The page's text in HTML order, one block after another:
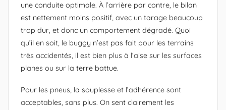
une conduite optimale. À l’arrière par contre, le bilan
est nettement moins positif, avec un tarage beaucoup
trop dur, et donc un comportement dégradé. Quoi
qu’il en soit, le buggy n’est pas fait pour les terrains
très accidentés, il est bien plus à l’aise sur les surfaces
planes ou sur la terre battue.
Pour les pneus, la souplesse et l’adhérence sont
acceptables, sans plus. On sent clairement les